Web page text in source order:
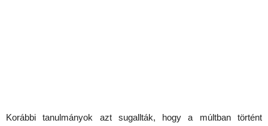
Korábbi tanulmányok azt sugallták, hogy a múltban történt